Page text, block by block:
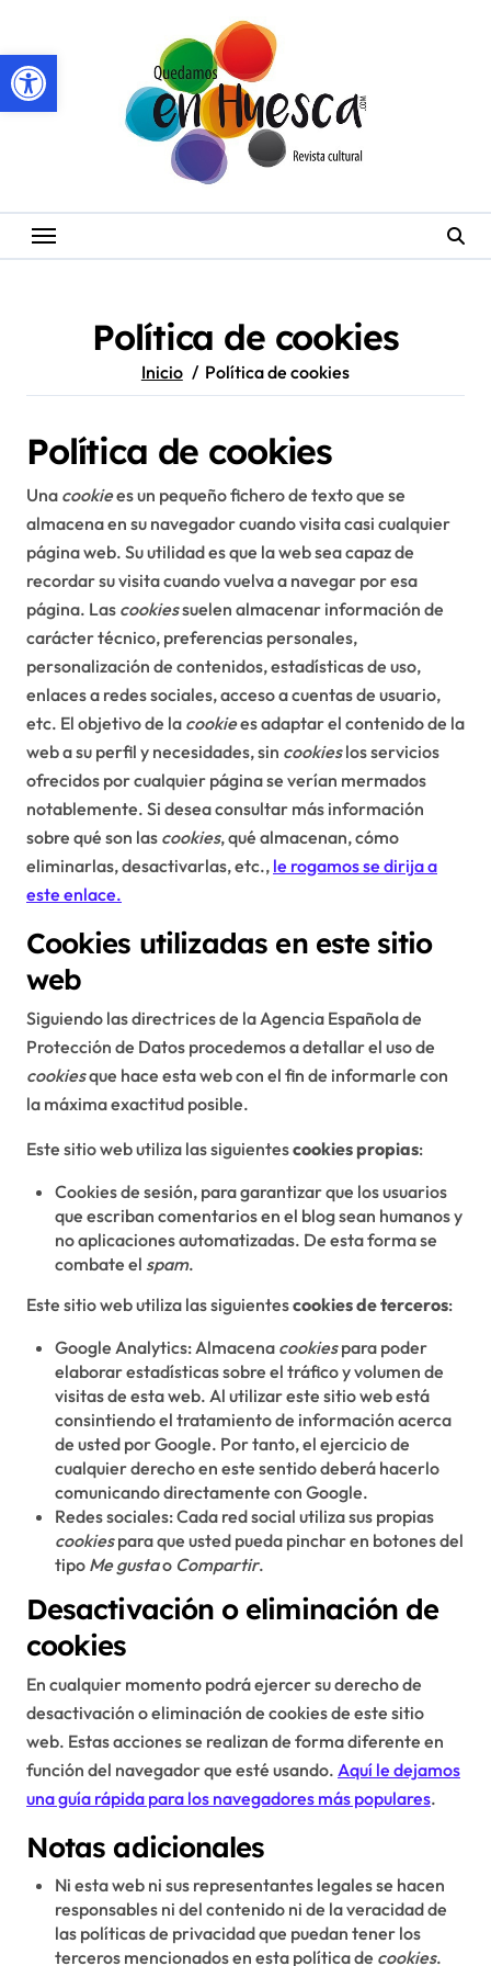
Abrir barra de herramientas
contenido
Política de cookies
Inicio Política de cookies
Política de cookies
Una cookiees un pequeño fichero de texto que se
almacena en su navegador cuando visita casi cualquier
página web. Su utilidad es que la web sea capaz de
recordar su visita cuando vuelva a navegar por esa
página. Las cookiessuelen almacenar información de
carácter técnico, preferencias personales,
personalización de contenidos, estadísticas de uso,
enlaces a redes sociales, acceso a cuentas de usuario,
etc. El objetivo de la cookiees adaptar el contenido de la
web a su perfil y necesidades, sin cookieslos servicios
ofrecidos por cualquier página se verían mermados
notablemente. Si desea consultar más información
sobre qué son las cookies, qué almacenan, cómo
eliminarlas, desactivarlas, etc., le rogamos se dirija a
este enlace.
Cookies utilizadas en este sitio
web
Siguiendo las directrices de la Agencia Española de
Protección de Datos procedemos a detallar el uso de
cookiesque hace esta web con el fin de informarle con
la máxima exactitud posible.
Este sitio web utiliza las siguientescookies propias:
Cookies de sesión, para garantizar que los usuarios
que escriban comentarios en el blog sean humanos y
no aplicaciones automatizadas. De esta forma se
combate el spam.
Este sitio web utiliza las siguientescookies de terceros:
Google Analytics: Almacena cookiespara poder
elaborar estadísticas sobre el tráfico y volumen de
visitas de esta web. Al utilizar este sitio web está
consintiendo el tratamiento de información acerca
de usted por Google. Por tanto, el ejercicio de
cualquier derecho en este sentido deberá hacerlo
comunicando directamente con Google.
Redes sociales: Cada red social utiliza sus propias
cookiespara que usted pueda pinchar en botones del
tipo Me gustao Compartir.
Desactivación o eliminación de
cookies
En cualquier momento podrá ejercer su derecho de
desactivación o eliminación de cookies de este sitio
web. Estas acciones se realizan de forma diferente en
función del navegador que esté usando. Aquí le dejamos
una guía rápida para los navegadores más populares.
Notas adicionales
Ni esta web ni sus representantes legales se hacen
responsables ni del contenido ni de la veracidad de
las políticas de privacidad que puedan tener los
terceros mencionados en esta política de cookies.